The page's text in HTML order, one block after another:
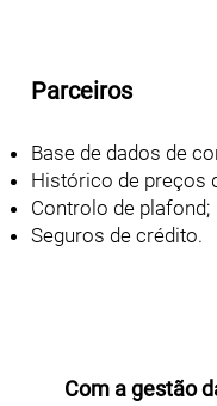
Parceiros
Base de dados de
Histórico de preços
Controlo de plafond;
Seguros de crédito.
Com a gestão